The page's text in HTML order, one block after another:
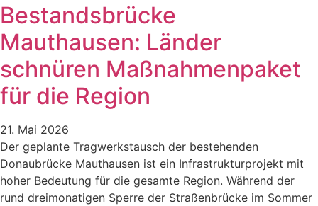
Bestandsbrücke
Mauthausen: Länder
schnüren Maßnahmenpaket
für die Region
21. Mai 2026
Der geplante Tragwerkstausch der bestehenden
Donaubrücke Mauthausen ist ein Infrastrukturprojekt mit
hoher Bedeutung für die gesamte Region. Während der
rund dreimonatigen Sperre der Straßenbrücke im Sommer